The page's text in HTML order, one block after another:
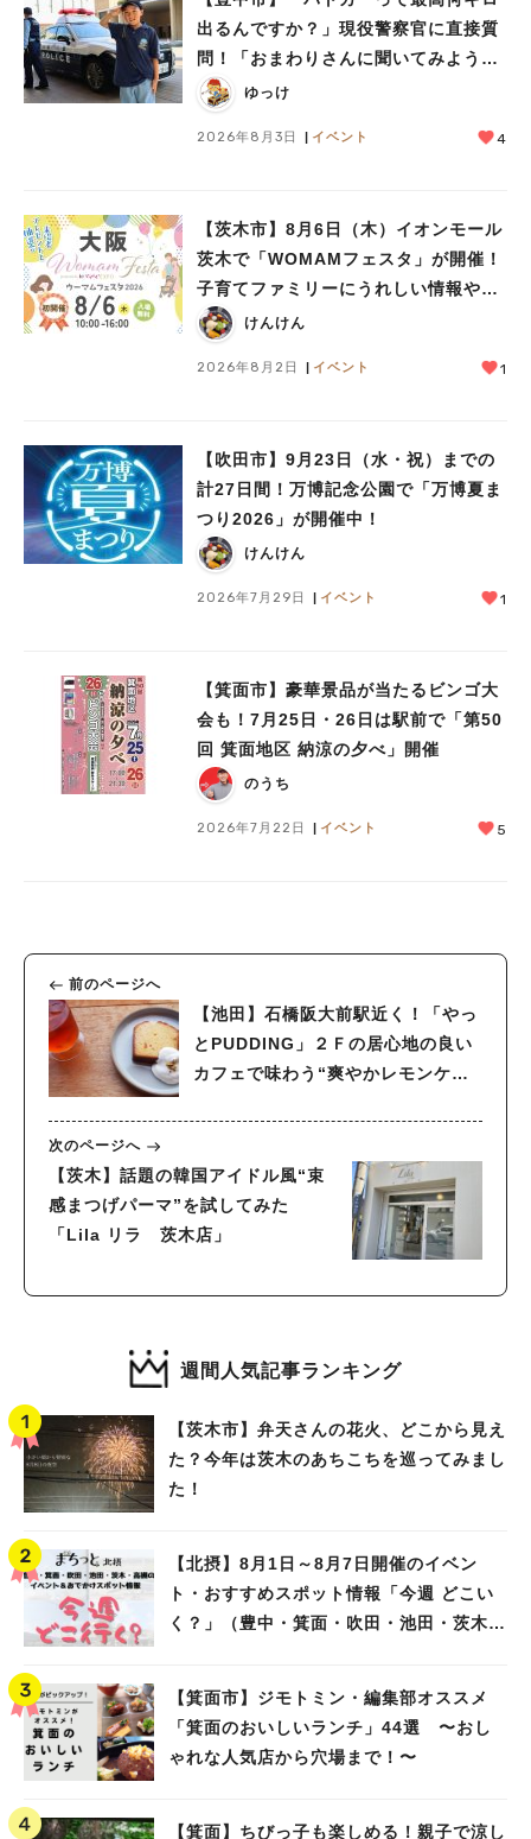
出るんですか？」現役警察官に直接質
問！「おまわりさんに聞いてみよう」
に参加しました
ゆっけ
2026年8月3日 イベント 4
【茨木市】8月6日（木）イオンモール
茨木で「WOMAMフェスタ」が開催！
子育てファミリーにうれしい情報やプ
レゼントがいっぱい♪
けんけん
2026年8月2日 イベント 1
【吹田市】9月23日（水・祝）までの
計27日間！万博記念公園で「万博夏ま
つり2026」が開催中！
けんけん
2026年7月29日 イベント 1
【箕面市】豪華景品が当たるビンゴ大
会も！7月25日・26日は駅前で「第50
回 箕面地区 納涼の夕べ」開催
のうち
2026年7月22日 イベント 5
前のページへ
【池田】石橋阪大前駅近く！「やっ
とPUDDING」２Ｆの居心地の良い
カフェで味わう“爽やかレモンケー
次のページへ
【茨木】話題の韓国アイドル風“束
感まつげパーマ”を試してみた
「Lila リラ 茨木店」
週間人気記事ランキング
【茨木市】弁天さんの花火、どこから見え
た？今年は茨木のあちこちを巡ってみまし
た！
【北摂】8月1日～8月7日開催のイベン
ト・おすすめスポット情報「今週 どこい
く？」（豊中・箕面・吹田・池田・茨木・
【箕面市】ジモトミン・編集部オススメ
「箕面のおいしいランチ」44選 〜おし
ゃれな人気店から穴場まで！〜
【箕面】ちびっ子も楽しめる！親子で涼し
#教えたい／教えて投稿記事 #大阪学院大 商品開発プロジェクト
#あなたはどっち？